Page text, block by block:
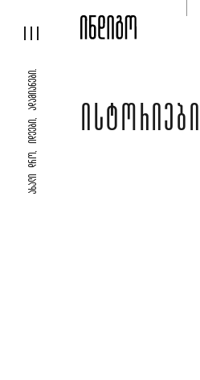
ᲐᲮᲐᲚᲘ ᲓᲠᲝ, ᲘᲓᲔᲔᲑᲘ, ᲐᲓᲐᲛᲘᲐᲜᲔᲑᲘ. ᲘᲡᲢᲝᲠᲘᲔᲑᲘ